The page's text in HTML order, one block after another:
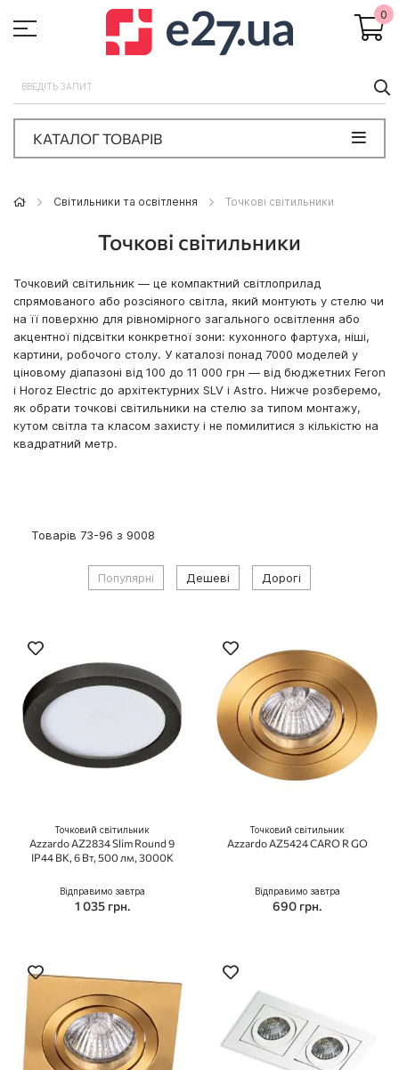
0
КАТАЛОГ ТОВАРІВ
Світильники та освітлення Точкові світильники
Точкові світильники
Точковий світильник — це компактний світлоприлад
спрямованого або розсіяного світла, який монтують у стелю чи
на її поверхню для рівномірного загального освітлення або
акцентної підсвітки конкретної зони: кухонного фартуха, ніші,
картини, робочого столу. У каталозі понад 7000 моделей у
ціновому діапазоні від 100 до 11 000 грн — від бюджетних Feron
і Horoz Electric до архітектурних SLV і Astro. Нижче розберемо,
як обрати точкові світильники на стелю за типом монтажу,
кутом світла та класом захисту і не помилитися з кількістю на
квадратний метр.
Товарів 73-96 з 9008
Популярні Дешеві Дорогі
Точковий світильник
Azzardo AZ2834 Slim Round 9
IP44 BK, 6 Вт, 500 лм, 3000K
Відправимо завтра
1 035 грн.
Точковий світильник
Azzardo AZ5424 CARO R GO
Відправимо завтра
690 грн.